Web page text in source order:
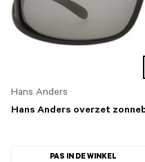
Hans Anders
Hans Anders overzet
PAS IN DE WINKEL